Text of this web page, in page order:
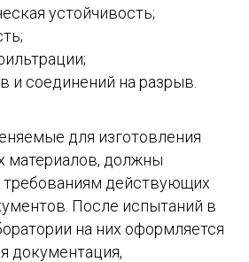
устойчивость;
и соединений на разрыв.
для изготовления
материалов, должны
требованиям действующих
После испытаний в
на них оформляется
документация,